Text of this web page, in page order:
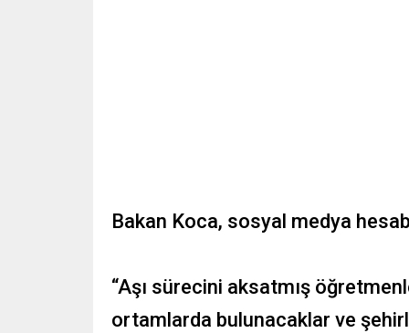
Bakan Koca, sosyal medya
“Aşı sürecini aksatmış
ortamlarda bulunacaklar ve